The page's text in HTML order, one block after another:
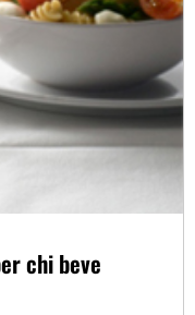
chi beve